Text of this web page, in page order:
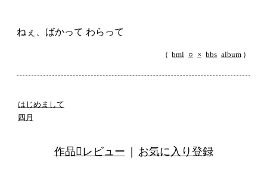
ねぇ、ばかって わらって
（ bml ○ × bbs album ）
はじめまして
四月
作品レビュー お気に入り登録